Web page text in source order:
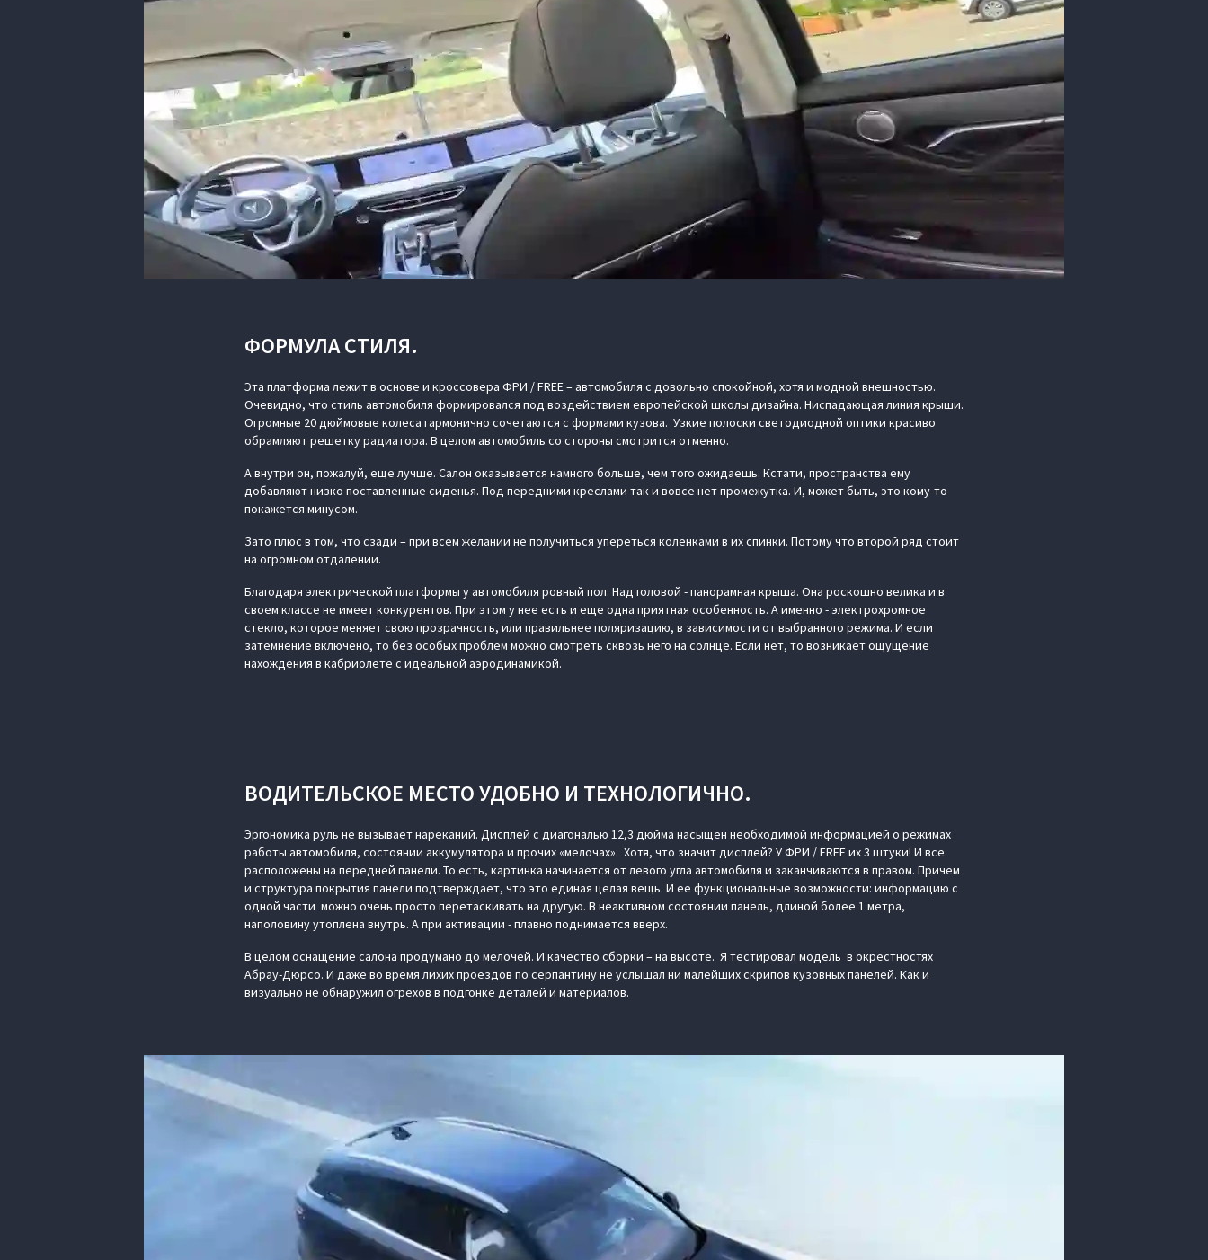
ФОРМУЛА СТИЛЯ.
Эта платформа лежит в основе и кроссовера ФРИ / FREE – автомобиля с довольно спокойной, хотя и модной внешностью.
Очевидно, что стиль автомобиля формировался под воздействием европейской школы дизайна. Ниспадающая линия крыши.
Огромные 20 дюймовые колеса гармонично сочетаются с формами кузова. Узкие полоски светодиодной оптики красиво
обрамляют решетку радиатора. В целом автомобиль со стороны смотрится отменно.
А внутри он, пожалуй, еще лучше. Салон оказывается намного больше, чем того ожидаешь. Кстати, пространства ему
добавляют низко поставленные сиденья. Под передними креслами так и вовсе нет промежутка. И, может быть, это кому-то
покажется минусом.
Зато плюс в том, что сзади – при всем желании не получиться упереться коленками в их спинки. Потому что второй ряд стоит
на огромном отдалении.
Благодаря электрической платформы у автомобиля ровный пол. Над головой - панорамная крыша. Она роскошно велика и в
своем классе не имеет конкурентов. При этом у нее есть и еще одна приятная особенность. А именно - электрохромное
стекло, которое меняет свою прозрачность, или правильнее поляризацию, в зависимости от выбранного режима. И если
затемнение включено, то без особых проблем можно смотреть сквозь него на солнце. Если нет, то возникает ощущение
нахождения в кабриолете с идеальной аэродинамикой.
ВОДИТЕЛЬСКОЕ МЕСТО УДОБНО И ТЕХНОЛОГИЧНО.
Эргономика руль не вызывает нареканий. Дисплей с диагональю 12,3 дюйма насыщен необходимой информацией о режимах
работы автомобиля, состоянии аккумулятора и прочих «мелочах». Хотя, что значит дисплей? У ФРИ / FREE их 3 штуки! И все
расположены на передней панели. То есть, картинка начинается от левого угла автомобиля и заканчиваются в правом. Причем
и структура покрытия панели подтверждает, что это единая целая вещь. И ее функциональные возможности: информацию с
одной части можно очень просто перетаскивать на другую. В неактивном состоянии панель, длиной более 1 метра,
наполовину утоплена внутрь. А при активации - плавно поднимается вверх.
В целом оснащение салона продумано до мелочей. И качество сборки – на высоте. Я тестировал модель в окрестностях
Абрау-Дюрсо. И даже во время лихих проездов по серпантину не услышал ни малейших скрипов кузовных панелей. Как и
визуально не обнаружил огрехов в подгонке деталей и материалов.